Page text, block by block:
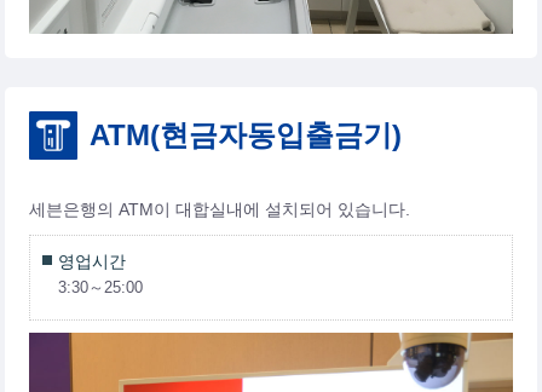
ATM(현금자동입출금기)
세븐은행의 ATM이 대합실내에 설치되어 있습니다.
영업시간
3:30～25:00